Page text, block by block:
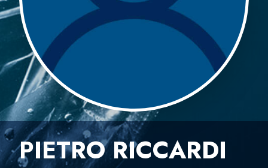
PIETRO RICCARDI